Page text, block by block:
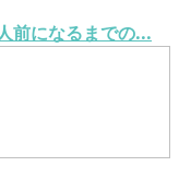
前になるまでの...